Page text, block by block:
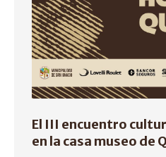
El III encuentro
en la casa museo de